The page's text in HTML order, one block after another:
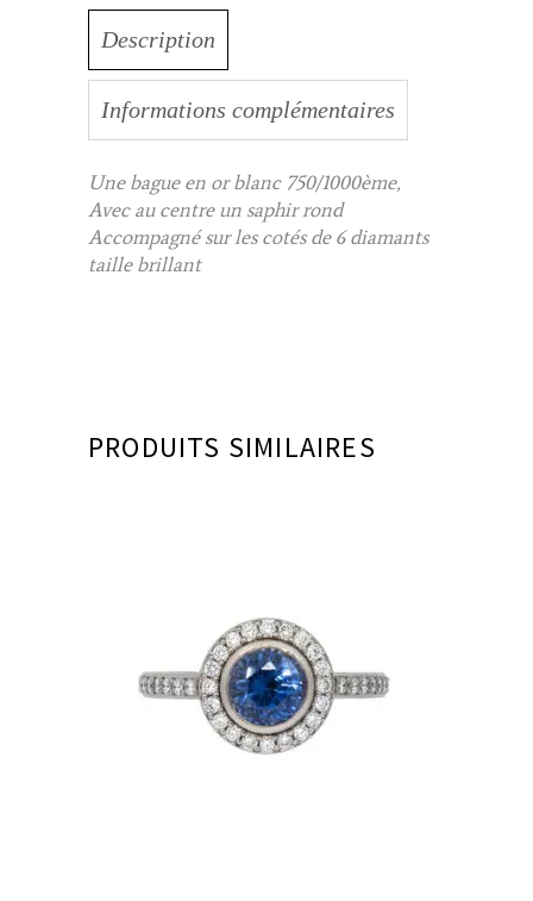
Description
Informations complémentaires
Une bague en or blanc 750/1000ème,
Avec au centre un saphir rond
Accompagné sur les cotés de 6 diamants
taille brillant
PRODUITS SIMILAIRES